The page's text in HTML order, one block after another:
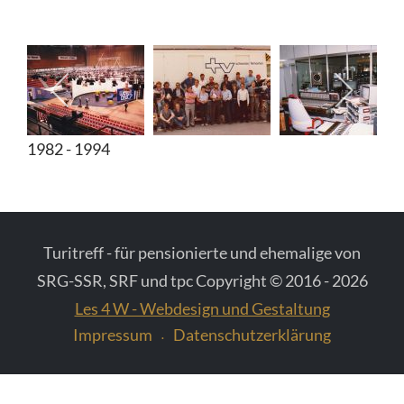
1982 - 1994
Turitreff - für pensionierte und ehemalige von
SRG-SSR, SRF und tpc Copyright © 2016 - 2026
Les 4 W - Webdesign und Gestaltung
Impressum
Datenschutzerklärung
Fotos vom Schweizer Fernsehen